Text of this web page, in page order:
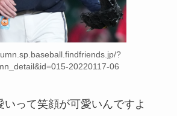
?
20220117-06
いって笑顔が可愛いんですよ